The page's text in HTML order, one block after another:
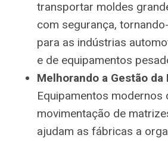
transportar moldes
com segurança,
para as indústrias
e de equipamentos
Melhorando a Gestão da
Equipamentos modernos
movimentação de
ajudam as fábricas a